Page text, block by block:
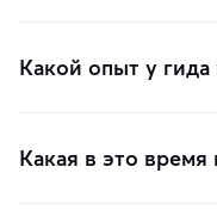
Какой опыт у
Какая в это время